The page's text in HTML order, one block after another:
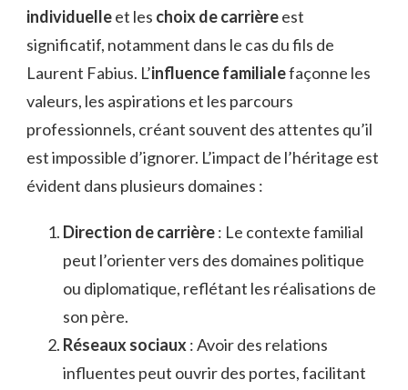
individuelleet les choix de carrièreest
significatif, notamment dans le cas du fils de
Laurent Fabius. L’influence familialefaçonne les
valeurs, les aspirations et les parcours
professionnels, créant souvent des attentes qu’il
est impossible d’ignorer. L’impact de l’héritage est
évident dans plusieurs domaines :
Direction de carrière: Le contexte familial
peut l’orienter vers des domaines politique
ou diplomatique, reflétant les réalisations de
son père.
Réseaux sociaux : Avoir des relations
influentes peut ouvrir des portes, facilitant